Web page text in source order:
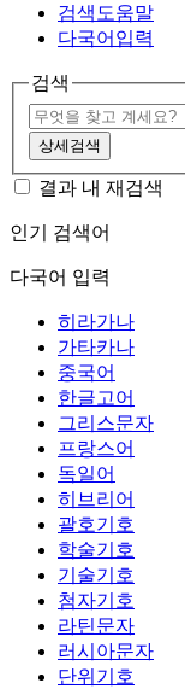
검색도움말
다국어입력
검색
상세검색
결과 내 재검색
인기 검색어
다국어 입력
히라가나
가타카나
중국어
한글고어
그리스문자
프랑스어
독일어
히브리어
괄호기호
학술기호
기술기호
첨자기호
라틴문자
러시아문자
단위기호